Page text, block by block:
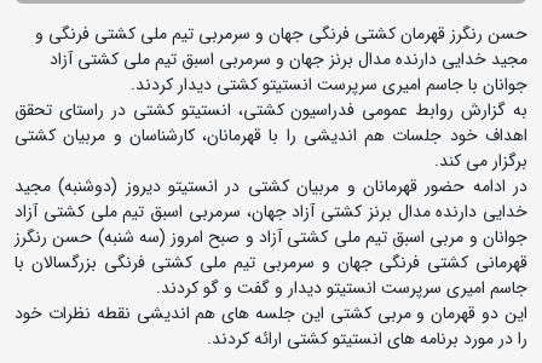
حسن رنگرز قهرمان کشتی فرنگی جهان و سرمربی تیم ملی کشتی فرنگی و
مجید خدایی دارنده مدال برنز جهان و سرمربی اسبق تیم ملی کشتی آزاد
جوانان با جاسم امیری سرپرست انستیتو کشتی دیدار کردند.
به گزارش روابط عمومی فدراسیون کشتی، انستیتو کشتی در راستای تحقق
اهداف خود جلسات هم اندیشی را با قهرمانان، کارشناسان و مربیان کشتی
برگزار می کند.
در ادامه حضور قهرمانان و مربیان کشتی در انستیتو دیروز (دوشنبه) مجید
خدایی دارنده مدال برنز کشتی آزاد جهان، سرمربی اسبق تیم ملی کشتی آزاد
جوانان و مربی اسبق تیم ملی کشتی آزاد و صبح امروز (سه شنبه) حسن رنگرز
قهرمانی کشتی فرنگی جهان و سرمربی تیم ملی کشتی فرنگی بزرگسالان با
جاسم امیری سرپرست انستیتو دیدار و گفت و گو کردند.
این دو قهرمان و مربی کشتی این جلسه های هم اندیشی نقطه نظرات خود
را در مورد برنامه های انستیتو کشتی ارائه کردند.